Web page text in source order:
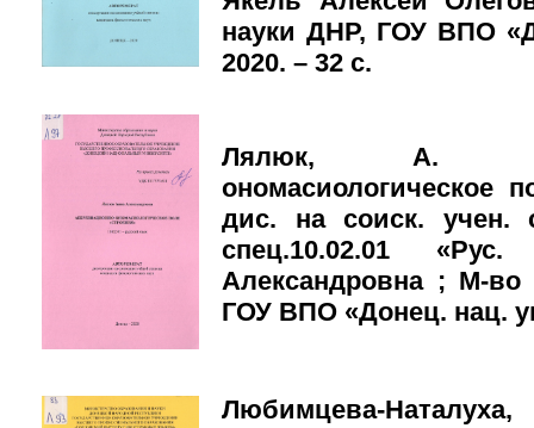
науки ДНР, ГОУ ВПО
2020. – 32 с.
Лялюк, А. А.
ономасиологическое
дис. на соиск. учен.
спец.10.02.01
Александровна ; М-во
ГОУ ВПО «Донец. нац.
Любимцева-